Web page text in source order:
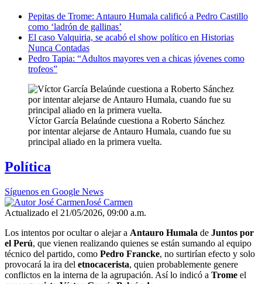
Pepitas de Trome: Antauro Humala calificó a Pedro Castillo
como ‘ladrón de gallinas’
El caso Valquiria, se acabó el show político en Historias
Nunca Contadas
Pedro Tapia: “Adultos mayores ven a chicas jóvenes como
trofeos”
Víctor García Belaúnde cuestiona a Roberto Sánchez
por intentar alejarse de Antauro Humala, cuando fue su
principal aliado en la primera vuelta.
Política
Síguenos en Google News
José Carmen
Actualizado el 21/05/2026, 09:00 a.m.
Los intentos por ocultar o alejar a Antauro Humala de Juntos por
el Perú, que vienen realizando quienes se están sumando al equipo
técnico del partido, como Pedro Francke, no surtirían efecto y solo
provocará la ira del etnocacerista, quien probablemente genere
conflictos en la interna de la agrupación. Así lo indicó a Trome el